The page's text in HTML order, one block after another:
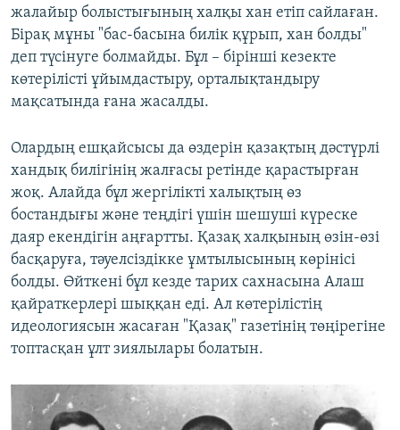
жалайыр болыстығының халқы хан етіп сайлаған.
Бірақ мұны "бас-басына билік құрып, хан болды"
деп түсінуге болмайды. Бұл – бірінші кезекте
көтерілісті ұйымдастыру, орталықтандыру
мақсатында ғана жасалды.
Олардың ешқайсысы да өздерін қазақтың дәстүрлі
хандық билігінің жалғасы ретінде қарастырған
жоқ. Алайда бұл жергілікті халықтың өз
бостандығы және теңдігі үшін шешуші күреске
даяр екендігін аңғартты. Қазақ халқының өзін-өзі
басқаруға, тәуелсіздікке ұмтылысының көрінісі
болды. Өйткені бұл кезде тарих сахнасына Алаш
қайраткерлері шыққан еді. Ал көтерілістің
идеологиясын жасаған "Қазақ" газетінің төңірегіне
топтасқан ұлт зиялылары болатын.